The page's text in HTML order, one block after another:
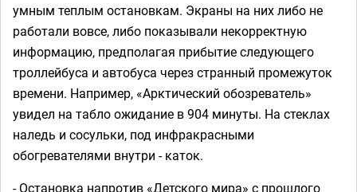
умным теплым остановкам. Экраны на них либо не
работали вовсе, либо показывали некорректную
информацию, предполагая прибытие следующего
троллейбуса и автобуса через странный промежуток
времени. Например, «Арктический обозреватель»
увидел на табло ожидание в 904 минуты. На стеклах
наледь и сосульки, под инфракрасными
обогревателями внутри - каток.
- Остановка напротив «Детского мира» с прошлого